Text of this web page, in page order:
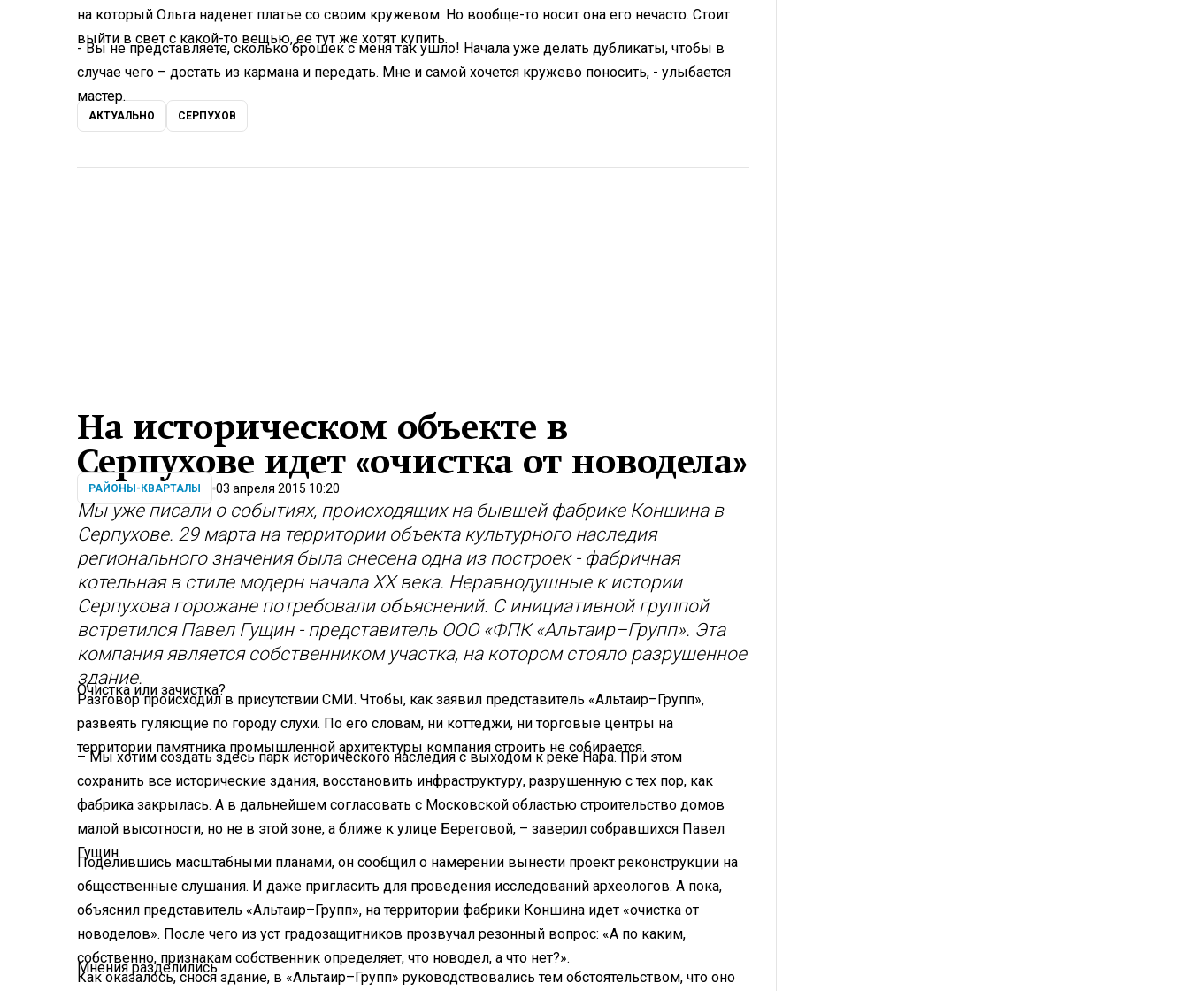
на который Ольга наденет платье со своим кружевом. Но вообще-то носит она его нечасто. Стоит
выйти в свет с какой-то вещью, ее тут же хотят купить.
- Вы не представляете, сколько брошек с меня так ушло! Начала уже делать дубликаты, чтобы в
случае чего – достать из кармана и передать. Мне и самой хочется кружево поносить, - улыбается
мастер.
АКТУАЛЬНО СЕРПУХОВ
На историческом объекте в
Серпухове идет «очистка от новодела»
РАЙОНЫ-КВАРТАЛЫ 03 апреля 2015 10:20
Мы уже писали о событиях, происходящих на бывшей фабрике Коншина в
Серпухове. 29 марта на территории объекта культурного наследия
регионального значения была снесена одна из построек - фабричная
котельная в стиле модерн начала XX века. Неравнодушные к истории
Серпухова горожане потребовали объяснений. С инициативной группой
встретился Павел Гущин - представитель ООО «ФПК «Альтаир–Групп». Эта
компания является собственником участка, на котором стояло разрушенное
здание.
Очистка или зачистка?
Разговор происходил в присутствии СМИ. Чтобы, как заявил представитель «Альтаир–Групп»,
развеять гуляющие по городу слухи. По его словам, ни коттеджи, ни торговые центры на
территории памятника промышленной архитектуры компания строить не собирается.
– Мы хотим создать здесь парк исторического наследия с выходом к реке Нара. При этом
сохранить все исторические здания, восстановить инфраструктуру, разрушенную с тех пор, как
фабрика закрылась. А в дальнейшем согласовать с Московской областью строительство домов
малой высотности, но не в этой зоне, а ближе к улице Береговой, – заверил собравшихся Павел
Гущин.
Поделившись масштабными планами, он сообщил о намерении вынести проект реконструкции на
общественные слушания. И даже пригласить для проведения исследований археологов. А пока,
объяснил представитель «Альтаир–Групп», на территории фабрики Коншина идет «очистка от
новоделов». После чего из уст градозащитников прозвучал резонный вопрос: «А по каким,
собственно, признакам собственник определяет, что новодел, а что нет?».
Мнения разделились
Как оказалось, снося здание, в «Альтаир–Групп» руководствовались тем обстоятельством, что оно